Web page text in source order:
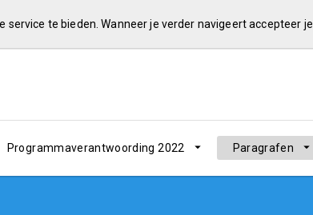
service te bieden. Wanneer je verder navigeert accepteer je
Programmaverantwoording 2022 Paragrafen